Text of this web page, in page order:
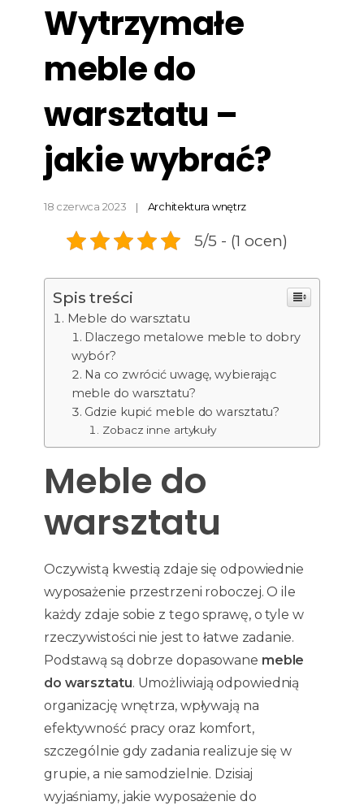
Wytrzymałe
meble do
warsztatu –
jakie wybrać?
18 czerwca 2023 Architektura wnętrz
5/5 - (1 ocen)
Spis treści
Meble do warsztatu
Dlaczego metalowe meble to dobry
wybór?
Na co zwrócić uwagę, wybierając
meble do warsztatu?
Gdzie kupić meble do warsztatu?
Zobacz inne artykuły
Meble do
warsztatu
Oczywistą kwestią zdaje się odpowiednie
wyposażenie przestrzeni roboczej. O ile
każdy zdaje sobie z tego sprawę, o tyle w
rzeczywistości nie jest to łatwe zadanie.
Podstawą są dobrze dopasowane meble
do warsztatu. Umożliwiają odpowiednią
organizację wnętrza, wpływają na
efektywność pracy oraz komfort,
szczególnie gdy zadania realizuje się w
grupie, a nie samodzielnie. Dzisiaj
wyjaśniamy, jakie wyposażenie do